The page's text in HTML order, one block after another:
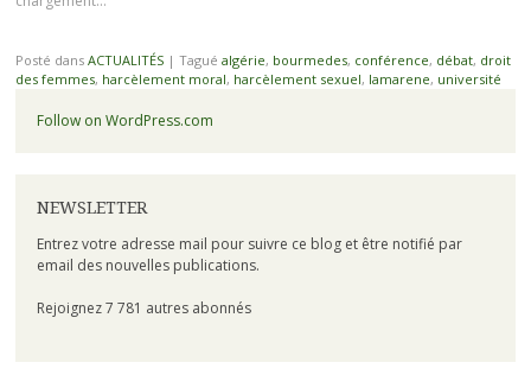
Posté dans ACTUALITÉS | Tagué algérie, bourmedes, conférence, débat, droit
des femmes, harcèlement moral, harcèlement sexuel, lamarene, université
Follow on WordPress.com
NEWSLETTER
Entrez votre adresse mail pour suivre ce blog et être notifié par
email des nouvelles publications.
Rejoignez 7 781 autres abonnés